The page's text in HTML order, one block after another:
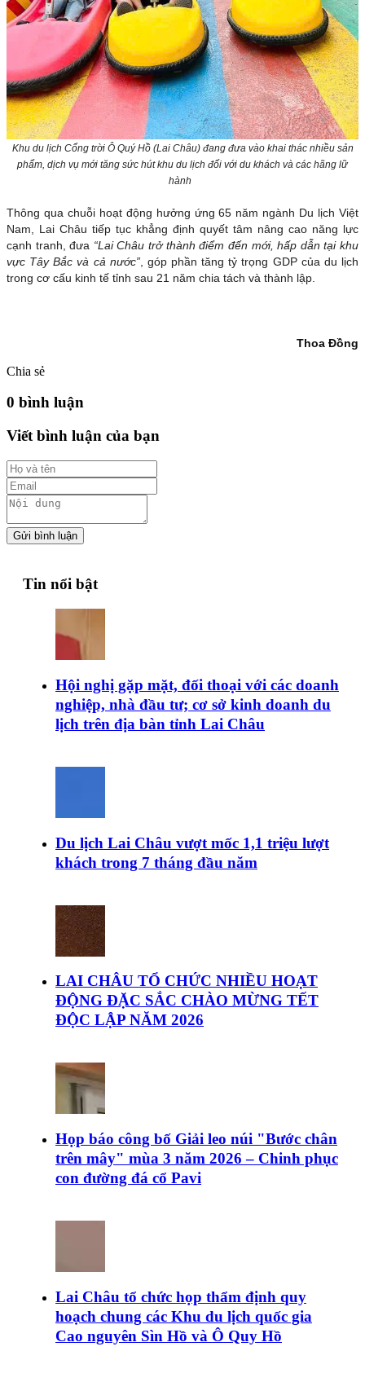
Khu du lịch Cổng trời Ô Quý Hồ (Lai Châu) đang đưa vào khai thác nhiều sản
phẩm, dịch vụ mới tăng sức hút khu du lịch đối với du khách và các hãng lữ
hành
Thông qua chuỗi hoạt động hưởng ứng 65 năm ngành Du lịch Việt
Nam, Lai Châu tiếp tục khẳng định quyết tâm nâng cao năng lực
cạnh tranh, đưa “Lai Châu trở thành điểm đến mới, hấp dẫn tại khu
vực Tây Bắc và cả nước”, góp phần tăng tỷ trọng GDP của du lịch
trong cơ cấu kinh tế tỉnh sau 21 năm chia tách và thành lập.
Thoa Đồng
Chia sẻ
0 bình luận
Viết bình luận của bạn
Gửi bình luận
Tin nổi bật
Hội nghị gặp mặt, đối thoại với các doanh
nghiệp, nhà đầu tư; cơ sở kinh doanh du
lịch trên địa bàn tỉnh Lai Châu
Du lịch Lai Châu vượt mốc 1,1 triệu lượt
khách trong 7 tháng đầu năm
LAI CHÂU TỔ CHỨC NHIỀU HOẠT
ĐỘNG ĐẶC SẮC CHÀO MỪNG TẾT
ĐỘC LẬP NĂM 2026
Họp báo công bố Giải leo núi "Bước chân
trên mây" mùa 3 năm 2026 – Chinh phục
con đường đá cổ Pavi
Lai Châu tổ chức họp thẩm định quy
hoạch chung các Khu du lịch quốc gia
Cao nguyên Sìn Hồ và Ô Quy Hồ